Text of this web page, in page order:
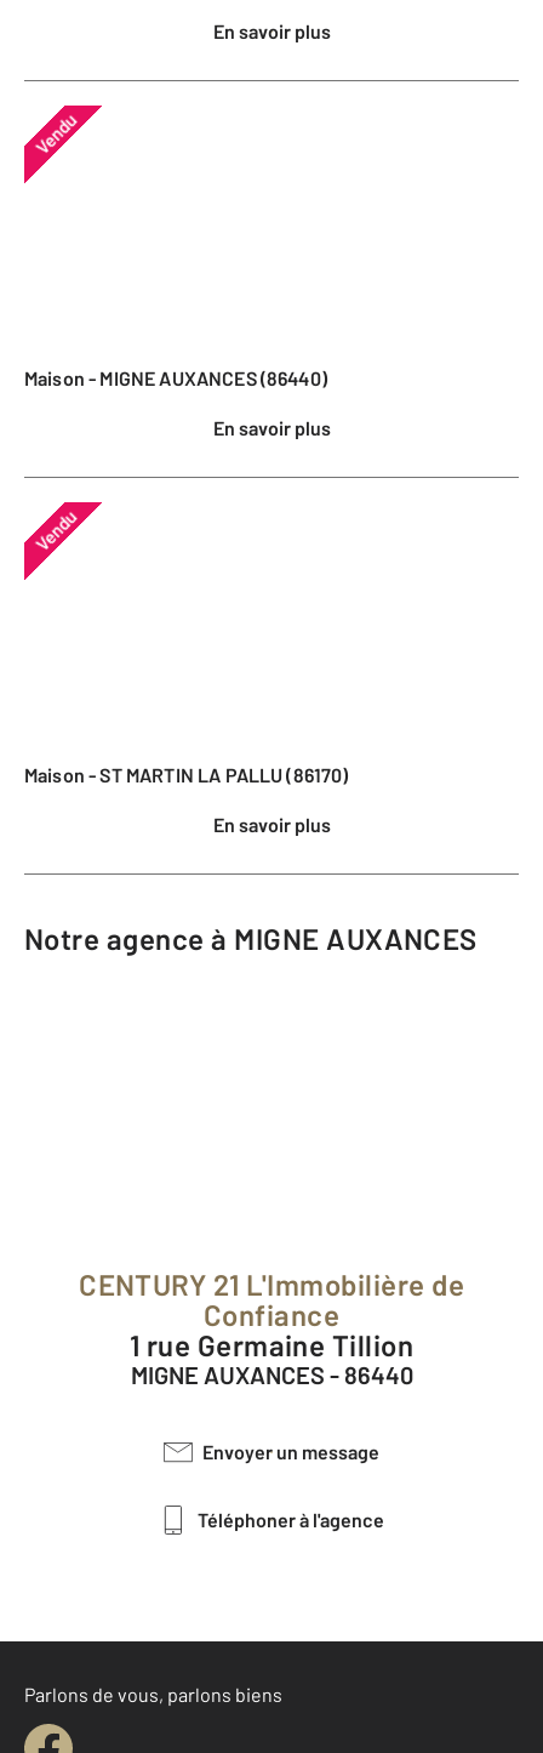
En savoir plus
Vendu
Maison - MIGNE AUXANCES (86440)
En savoir plus
Vendu
Maison - ST MARTIN LA PALLU (86170)
En savoir plus
Notre agence à MIGNE AUXANCES
CENTURY 21 L'Immobilière de
Confiance
1 rue Germaine Tillion
MIGNE AUXANCES - 86440
Envoyer un message
Téléphoner à l'agence
Parlons de vous, parlons biens